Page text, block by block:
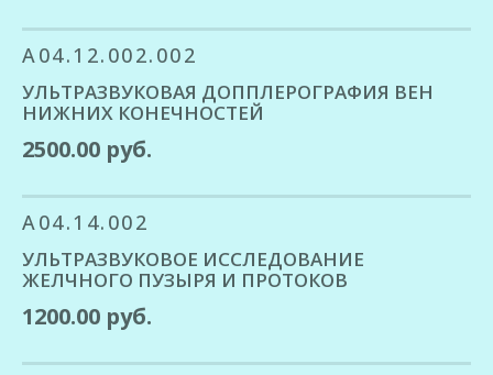
A04.12.002.002
УЛЬТРАЗВУКОВАЯ ДОППЛЕРОГРАФИЯ ВЕН
НИЖНИХ КОНЕЧНОСТЕЙ
2500.00 руб.
A04.14.002
УЛЬТРАЗВУКОВОЕ ИССЛЕДОВАНИЕ
ЖЕЛЧНОГО ПУЗЫРЯ И ПРОТОКОВ
1200.00 руб.